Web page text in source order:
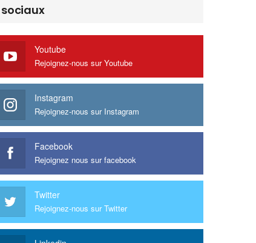
sociaux
Youtube
Rejoignez-nous sur Youtube
Instagram
Rejoignez-nous sur Instagram
Facebook
Rejoignez nous sur facebook
Twitter
Rejoignez-nous sur Twitter